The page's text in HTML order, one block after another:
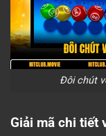
Đôi chút
Giải mã chi tiết